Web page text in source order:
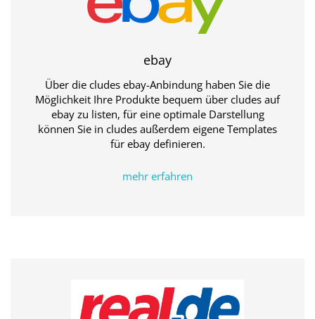
ebay
Über die cludes ebay-Anbindung haben Sie die
Möglichkeit Ihre Produkte bequem über cludes auf
ebay zu listen, für eine optimale Darstellung
können Sie in cludes außerdem eigene Templates
für ebay definieren.
mehr erfahren